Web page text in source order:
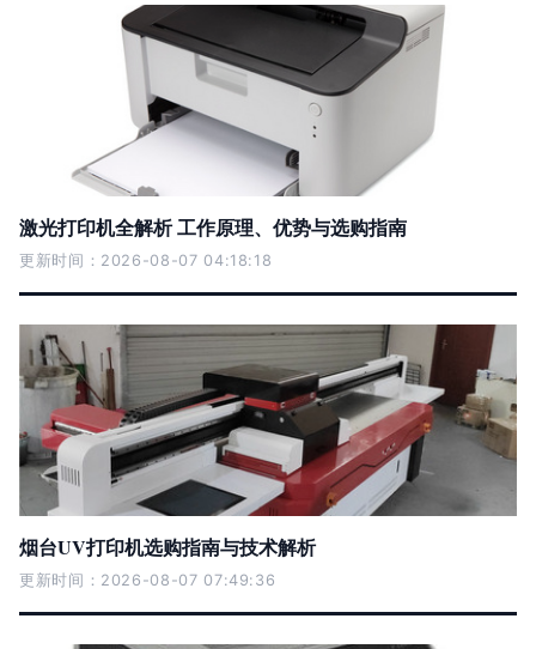
激光打印机全解析 工作原理、优势与选购指南
更新时间：2026-08-07 04:18:18
烟台UV打印机选购指南与技术解析
更新时间：2026-08-07 07:49:36